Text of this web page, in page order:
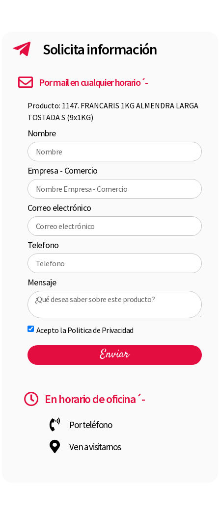
Solicita información
Por mail en cualquier horario´-
Producto: 1147. FRANCARIS 1KG ALMENDRA LARGA
TOSTADA S (9x1KG)
Nombre
Empresa - Comercio
Correo electrónico
Telefono
Mensaje
Acepto la Politica de Privacidad
Enviar
En horario de oficina´-
Por teléfono
Ven a visitarnos